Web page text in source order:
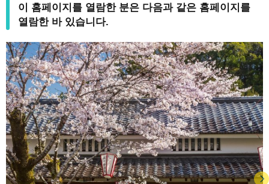
이 홈페이지를 열람한 분은 다음과 같은 홈페이지를
열람한 바 있습니다.